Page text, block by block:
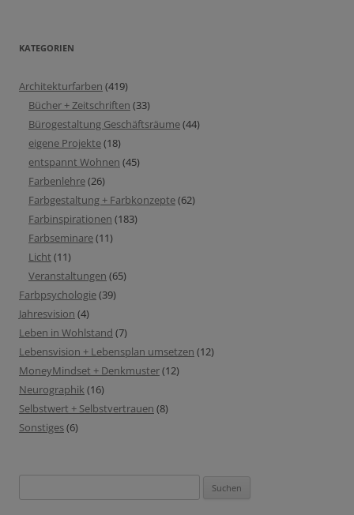
KATEGORIEN
Architekturfarben (419)
Bücher + Zeitschriften (33)
Bürogestaltung Geschäftsräume(44)
eigene Projekte(18)
entspannt Wohnen (45)
Farbenlehre(26)
Farbgestaltung + Farbkonzepte(62)
Farbinspirationen (183)
Farbseminare(11)
Licht (11)
Veranstaltungen (65)
Farbpsychologie(39)
Jahresvision (4)
Leben in Wohlstand (7)
Lebensvision + Lebensplan umsetzen (12)
MoneyMindset + Denkmuster(12)
Neurographik(16)
Selbstwert + Selbstvertrauen (8)
Sonstiges(6)
nach: